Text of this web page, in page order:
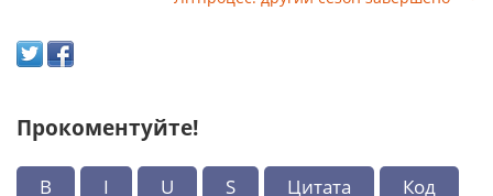
Прокоментуйте!
B I U S Цитата Код